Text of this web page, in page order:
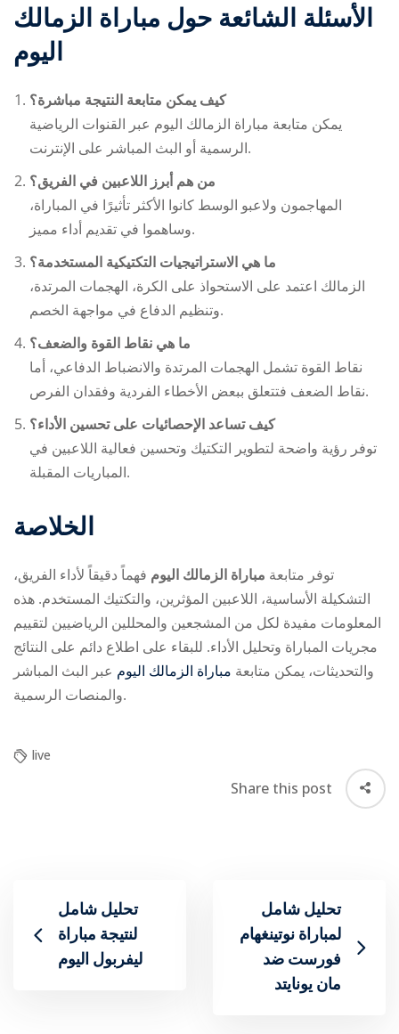
الأسئلة الشائعة حول مباراة الزمالك
اليوم
كيف يمكن متابعة النتيجة مباشرة؟
يمكن متابعة مباراة الزمالك اليوم عبر القنوات الرياضية
الرسمية أو البث المباشر على الإنترنت.
من هم أبرز اللاعبين في الفريق؟
المهاجمون ولاعبو الوسط كانوا الأكثر تأثيرًا في المباراة،
وساهموا في تقديم أداء مميز.
ما هي الاستراتيجيات التكتيكية المستخدمة؟
الزمالك اعتمد على الاستحواذ على الكرة، الهجمات المرتدة،
وتنظيم الدفاع في مواجهة الخصم.
ما هي نقاط القوة والضعف؟
نقاط القوة تشمل الهجمات المرتدة والانضباط الدفاعي، أما
نقاط الضعف فتتعلق ببعض الأخطاء الفردية وفقدان الفرص.
كيف تساعد الإحصائيات على تحسين الأداء؟
توفر رؤية واضحة لتطوير التكتيك وتحسين فعالية اللاعبين في
المباريات المقبلة.
الخلاصة
توفر متابعة مباراة الزمالك اليوم فهماً دقيقاً لأداء الفريق،
التشكيلة الأساسية، اللاعبين المؤثرين، والتكتيك المستخدم. هذه
المعلومات مفيدة لكل من المشجعين والمحللين الرياضيين لتقييم
مجريات المباراة وتحليل الأداء. للبقاء على اطلاع دائم على النتائج
والتحديثات، يمكن متابعة مباراة الزمالك اليوم عبر البث المباشر
والمنصات الرسمية.
live
Share this post
تحليل شامل
لنتيجة مباراة
ليفربول اليوم
تحليل شامل
لمباراة نوتينغهام
فورست ضد
مان يونايتد